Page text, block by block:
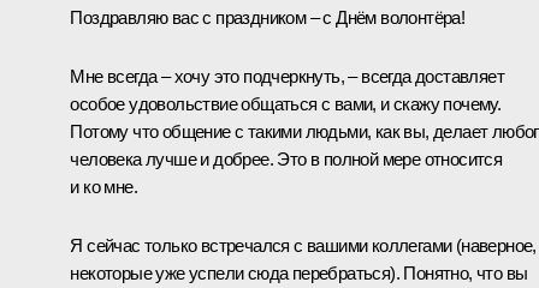
Поздравляю вас с праздником – с Днём волонтёра!
Мне всегда – хочу это подчеркнуть, – всегда доставляет
особое удовольствие общаться с вами, и скажу почему.
Потому что общение с такими людьми, как вы, делает
человека лучше и добрее. Это в полной мере относится
и ко мне.
Я сейчас только встречался с вашими коллегами (наверное,
некоторые уже успели сюда перебраться). Понятно, что вы